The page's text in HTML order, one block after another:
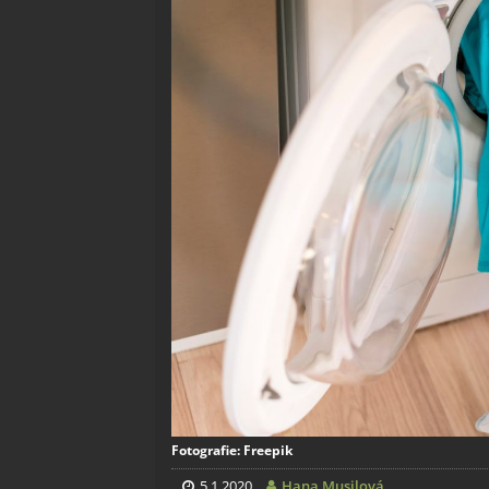
Fotografie: Freepik